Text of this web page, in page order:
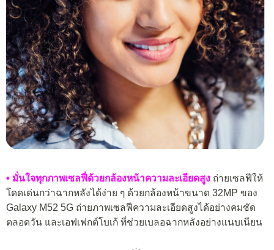
• มั่นใจทุกภาพเซลฟี่ด้วยกล้องหน้าความละเอียดสูง ถ่ายเซลฟีให้
โดดเด่นกว่าฉากหลังได้ง่าย ๆ ด้วยกล้องหน้าขนาด 32MP ของ
Galaxy M52 5G ถ่ายภาพเซลฟีความละเอียดสูงได้อย่างคมชัด
ตลอดวัน และเอฟเฟกต์โบเก้ ที่ช่วยเบลอฉากหลังอย่างแนบเนียน